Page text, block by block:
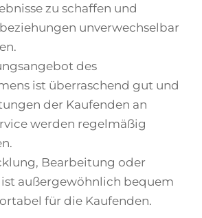
zu schaffen und
unverwechselbar
des
ist überraschend gut und
der Kaufenden an
werden regelmäßig
Bearbeitung oder
außergewöhnlich bequem
für die Kaufenden.